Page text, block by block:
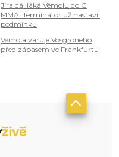
Jíra dál láká Vémolu do G
MMA. Terminátor už nastavil
podmínku
Vémola varuje Vosgröneho
před zápasem ve Frankfurtu